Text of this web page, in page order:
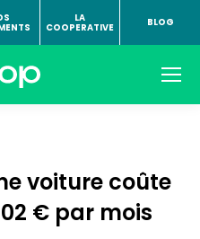
LA
COOPERATIVE
BLOG
voiture coûte
€ par mois